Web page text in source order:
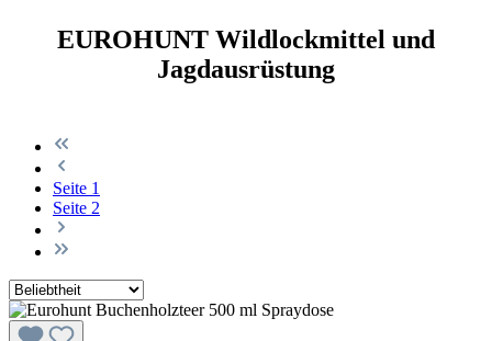
EUROHUNT Wildlockmittel und
Jagdausrüstung
Seite 1
Seite 2